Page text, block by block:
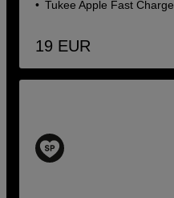
Tukee Apple Fast Charge
19 EUR